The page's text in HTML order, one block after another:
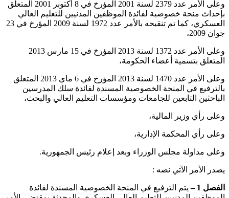
وعلى الأمر عدد 2379 لسنة 2001 المؤرخ في 8 أكتوبر 2001 المتعلق
بإحداث منحة خصوصية لفائدة الموظفين المدنيين للتعليم العالي
العسكري، كما تم تنقيحه بالأمر عدد 1972 لسنة 2009 المؤرخ في 23
جوان 2009،
وعلى الأمر عدد 1372 لسنة 2013 المؤرخ في 15 مارس 2013
المتعلق بتسمية أعضاء الحكومة،
وعلى الأمر عدد 1470 لسنة 2013 المؤرخ في 6 ماي 2013 المتعلق
بالترفيع في المنحة الخصوصية المسندة لفائدة سلك المدرسين
الباحثين التابعين للجامعات ومؤسسات التعليم العالي والبحث،
وعلى رأي وزير المالية،
وعلى رأي المحكمة الإدارية،
وعلى مداولة مجلس الوزراء وبعد إعلام رئيس الجمهورية.
يصدر الأمر الآتي نصه :
الفصل 1 –
يتم الترفيع في المنحة الخصوصية المسندة لفائدة